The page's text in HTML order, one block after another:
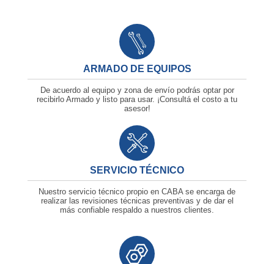
ARMADO DE EQUIPOS
De acuerdo al equipo y zona de envío podrás optar por
recibirlo Armado y listo para usar. ¡Consultá el costo a tu
asesor!
SERVICIO TÉCNICO
Nuestro servicio técnico propio en CABA se encarga de
realizar las revisiones técnicas preventivas y de dar el
más confiable respaldo a nuestros clientes.